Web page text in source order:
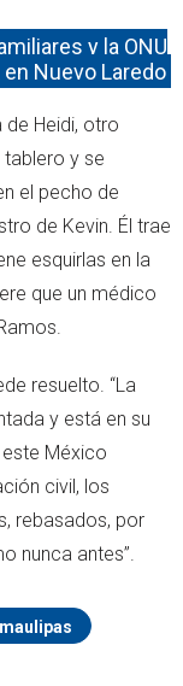
y la ONU
Nuevo Laredo
de Heidi, otro
tablero y se
el pecho de
de Kevin. Él trae
esquirlas en la
que un médico
resuelto. “La
y está en su
México
civil, los
rebasados, por
nunca antes”.